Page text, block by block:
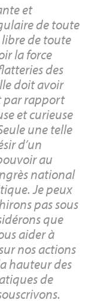
et
de toute
de toute
la force
des
doit avoir
par rapport
et curieuse
une telle
d’un
au
national
Je peux
pas sous
que
aider à
nos actions
hauteur des
de